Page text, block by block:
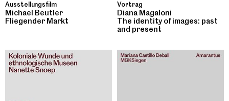
Ausstellungsfilm
Michael Beutler
Fliegender Markt
Vortrag
Diana Magaloni
The identity of images: past
and present